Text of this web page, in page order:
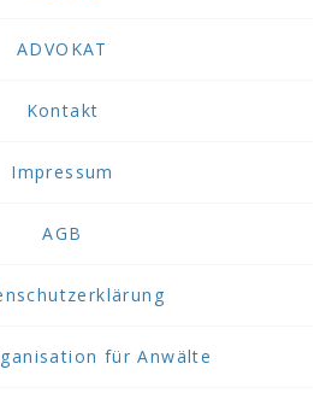
ADVOKAT
Kontakt
Impressum
AGB
für Anwälte